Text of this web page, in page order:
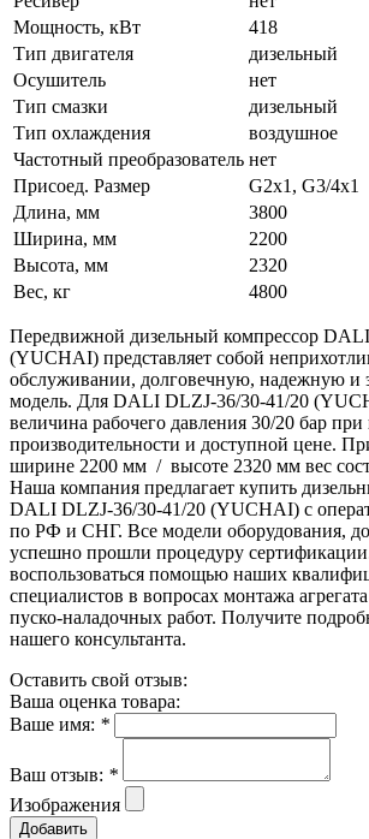
Мощность, кВт
418
Тип двигателя
дизельный
Осушитель
нет
Тип смазки
дизельный
Тип охлаждения
воздушное
Частотный преобразователь нет
Присоед. Размер
G2x1, G3/4x1
Длина, мм
3800
Ширина, мм
2200
Высота, мм
2320
Вес, кг
4800
Передвижной дизельный компрессор
(YUCHAI) представляет собой
обслуживании, долговечную, надежную и
модель. Для DALI DLZJ-36/30-41/20
величина рабочего давления 30/20 бар
производительности и доступной цене.
ширине 2200 мм / высоте 2320 мм вес
Наша компания предлагает купить
DALI DLZJ-36/30-41/20 (YUCHAI) с
по РФ и СНГ. Все модели оборудования,
успешно прошли процедуру
воспользоваться помощью наших
специалистов в вопросах монтажа
пуско-наладочных работ. Получите
нашего консультанта.
Оставить свой отзыв:
Ваша оценка товара:
Ваше имя: *
Ваш отзыв: *
Изображения
Добавить